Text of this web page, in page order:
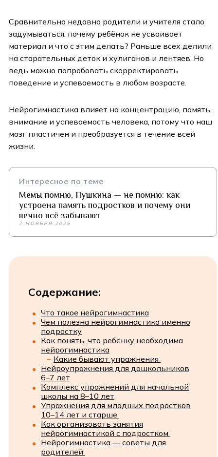
Сравнительно недавно родители и учителя стало
задумываться: почему ребёнок не усваивает
материал и что с этим делать? Раньше всех делили
на старательных деток и хулиганов и лентяев. Но
ведь можно попробовать скорректировать
поведение и успеваемость в любом возрасте.
Нейрогимнастика влияет на концентрацию, память,
внимание и успеваемость человека, потому что наш
мозг пластичен и преобразуется в течение всей
жизни.
Интересное по теме
Мемы помню, Пушкина — не помню: как
устроена память подростков и почему они
вечно всё забывают
7 НОЯБРЯ 2025
Содержание:
Что такое нейрогимнастика
Чем полезна нейрогимнастика именно
подростку
Как понять, что ребёнку необходима
нейрогимнастика
Какие бывают упражнения
Нейроупражнения для дошкольников
6–7 лет
Комплекс упражнений для начальной
школы на 8–10 лет
Упражнения для младших подростков
10–14 лет и старше
Как организовать занятия
нейрогимнастикой с подростком
Нейрогимнастика — советы для
родителей